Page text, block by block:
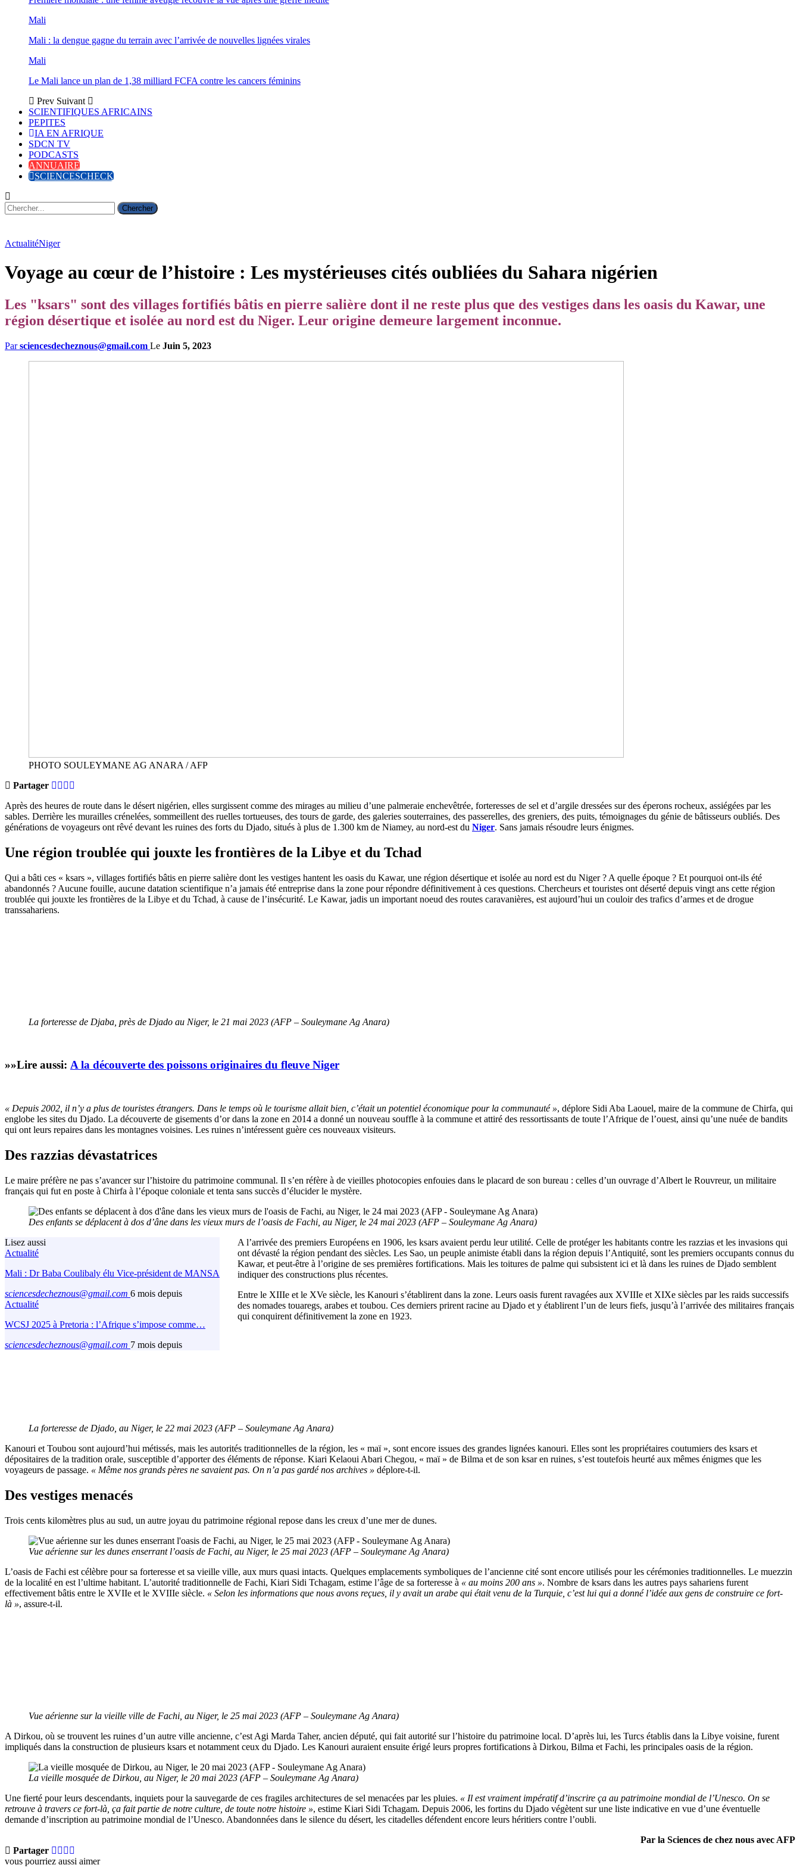
Mali
Mali : la dengue gagne du terrain avec l’arrivée de nouvelles lignées virales
Mali
Le Mali lance un plan de 1,38 milliard FCFA contre les cancers féminins
Prev Suivant
SCIENTIFIQUES AFRICAINS
PEPITES
IA EN AFRIQUE
SDCN TV
PODCASTS
ANNUAIRE
SCIENCESCHECK
ActualitéNiger
Voyage au cœur de l’histoire : Les mystérieuses cités oubliées du Sahara nigérien
Les "ksars" sont des villages fortifiés bâtis en pierre salière dont il ne reste plus que des vestiges dans les oasis du Kawar, une
région désertique et isolée au nord est du Niger. Leur origine demeure largement inconnue.
Parsciencesdecheznous@gmail.com Le Juin 5, 2023
PHOTO SOULEYMANE AG ANARA / AFP
Partager
Après des heures de route dans le désert nigérien, elles surgissent comme des mirages au milieu d’une palmeraie enchevêtrée, forteresses de sel et d’argile dressées sur des éperons rocheux, assiégées par les
sables. Derrière les murailles crénelées, sommeillent des ruelles tortueuses, des tours de garde, des galeries souterraines, des passerelles, des greniers, des puits, témoignages du génie de bâtisseurs oubliés. Des
générations de voyageurs ont rêvé devant les ruines des forts du Djado, situés à plus de 1.300 km de Niamey, au nord-est du Niger. Sans jamais résoudre leurs énigmes.
Une région troublée qui jouxte les frontières de la Libye et du Tchad
Qui a bâti ces « ksars », villages fortifiés bâtis en pierre salière dont les vestiges hantent les oasis du Kawar, une région désertique et isolée au nord est du Niger ? A quelle époque ? Et pourquoi ont-ils été
abandonnés ? Aucune fouille, aucune datation scientifique n’a jamais été entreprise dans la zone pour répondre définitivement à ces questions. Chercheurs et touristes ont déserté depuis vingt ans cette région
troublée qui jouxte les frontières de la Libye et du Tchad, à cause de l’insécurité. Le Kawar, jadis un important noeud des routes caravanières, est aujourd’hui un couloir des trafics d’armes et de drogue
transsahariens.
La forteresse de Djaba, près de Djado au Niger, le 21 mai 2023 (AFP – Souleymane Ag Anara)
»»Lire aussi: A la découverte des poissons originaires du fleuve Niger
« Depuis 2002, il n’y a plus de touristes étrangers. Dans le temps où le tourisme allait bien, c’était un potentiel économique pour la communauté », déplore Sidi Aba Laouel, maire de la commune de Chirfa, qui
englobe les sites du Djado. La découverte de gisements d’or dans la zone en 2014 a donné un nouveau souffle à la commune et attiré des ressortissants de toute l’Afrique de l’ouest, ainsi qu’une nuée de bandits
qui ont leurs repaires dans les montagnes voisines. Les ruines n’intéressent guère ces nouveaux visiteurs.
Des razzias dévastatrices
Le maire préfère ne pas s’avancer sur l’histoire du patrimoine communal. Il s’en réfère à de vieilles photocopies enfouies dans le placard de son bureau : celles d’un ouvrage d’Albert le Rouvreur, un militaire
français qui fut en poste à Chirfa à l’époque coloniale et tenta sans succès d’élucider le mystère.
Des enfants se déplacent à dos d’âne dans les vieux murs de l’oasis de Fachi, au Niger, le 24 mai 2023 (AFP – Souleymane Ag Anara)
Lisez aussi
Actualité
Mali : Dr Baba Coulibaly élu Vice-président de MANSA
sciencesdecheznous@gmail.com 6 mois depuis
Actualité
WCSJ 2025 à Pretoria : l’Afrique s’impose comme…
sciencesdecheznous@gmail.com 7 mois depuis
A l’arrivée des premiers Européens en 1906, les ksars avaient perdu leur utilité. Celle de protéger les habitants contre les razzias et les invasions qui
ont dévasté la région pendant des siècles. Les Sao, un peuple animiste établi dans la région depuis l’Antiquité, sont les premiers occupants connus du
Kawar, et peut-être à l’origine de ses premières fortifications. Mais les toitures de palme qui subsistent ici et là dans les ruines de Djado semblent
indiquer des constructions plus récentes.
Entre le XIIIe et le XVe siècle, les Kanouri s’établirent dans la zone. Leurs oasis furent ravagées aux XVIIIe et XIXe siècles par les raids successifs
des nomades touaregs, arabes et toubou. Ces derniers prirent racine au Djado et y établirent l’un de leurs fiefs, jusqu’à l’arrivée des militaires français
qui conquirent définitivement la zone en 1923.
La forteresse de Djado, au Niger, le 22 mai 2023 (AFP – Souleymane Ag Anara)
Kanouri et Toubou sont aujourd’hui métissés, mais les autorités traditionnelles de la région, les « maï », sont encore issues des grandes lignées kanouri. Elles sont les propriétaires coutumiers des ksars et
dépositaires de la tradition orale, susceptible d’apporter des éléments de réponse. Kiari Kelaoui Abari Chegou, « maï » de Bilma et de son ksar en ruines, s’est toutefois heurté aux mêmes énigmes que les
voyageurs de passage. « Même nos grands pères ne savaient pas. On n’a pas gardé nos archives » déplore-t-il.
Des vestiges menacés
Trois cents kilomètres plus au sud, un autre joyau du patrimoine régional repose dans les creux d’une mer de dunes.
Vue aérienne sur les dunes enserrant l’oasis de Fachi, au Niger, le 25 mai 2023 (AFP – Souleymane Ag Anara)
L’oasis de Fachi est célèbre pour sa forteresse et sa vieille ville, aux murs quasi intacts. Quelques emplacements symboliques de l’ancienne cité sont encore utilisés pour les cérémonies traditionnelles. Le muezzin
de la localité en est l’ultime habitant. L’autorité traditionnelle de Fachi, Kiari Sidi Tchagam, estime l’âge de sa forteresse à « au moins 200 ans ». Nombre de ksars dans les autres pays sahariens furent
effectivement bâtis entre le XVIIe et le XVIIIe siècle. « Selon les informations que nous avons reçues, il y avait un arabe qui était venu de la Turquie, c’est lui qui a donné l’idée aux gens de construire ce fort-
là », assure-t-il.
Vue aérienne sur la vieille ville de Fachi, au Niger, le 25 mai 2023 (AFP – Souleymane Ag Anara)
A Dirkou, où se trouvent les ruines d’un autre ville ancienne, c’est Agi Marda Taher, ancien député, qui fait autorité sur l’histoire du patrimoine local. D’après lui, les Turcs établis dans la Libye voisine, furent
impliqués dans la construction de plusieurs ksars et notamment ceux du Djado. Les Kanouri auraient ensuite érigé leurs propres fortifications à Dirkou, Bilma et Fachi, les principales oasis de la région.
La vieille mosquée de Dirkou, au Niger, le 20 mai 2023 (AFP – Souleymane Ag Anara)
Une fierté pour leurs descendants, inquiets pour la sauvegarde de ces fragiles architectures de sel menacées par les pluies. « Il est vraiment impératif d’inscrire ça au patrimoine mondial de l’Unesco. On se
retrouve à travers ce fort-là, ça fait partie de notre culture, de toute notre histoire », estime Kiari Sidi Tchagam. Depuis 2006, les fortins du Djado végètent sur une liste indicative en vue d’une éventuelle
demande d’inscription au patrimoine mondial de l’Unesco. Abandonnées dans le silence du désert, les citadelles défendent encore leurs héritiers contre l’oubli.
Par la Sciences de chez nous avec AFP
Partager
vous pourriez aussi aimer